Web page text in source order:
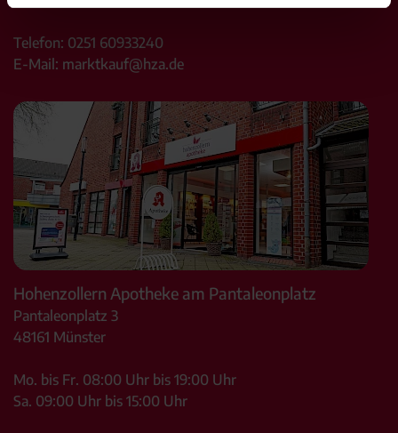
Telefon: 0251 60933240
E-Mail: marktkauf@hza.de
Hohenzollern Apotheke am Pantaleonplatz
Pantaleonplatz 3
48161 Münster
Mo. bis Fr. 08:00 Uhr bis 19:00 Uhr
Sa. 09:00 Uhr bis 15:00 Uhr